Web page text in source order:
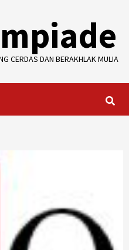
CERDAS DAN BERAKHLAK MULIA